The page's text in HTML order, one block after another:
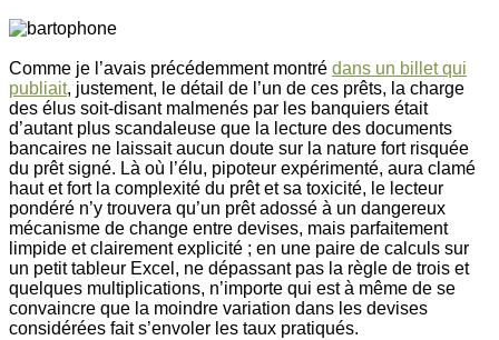
Comme je l’avais précédemment montré dans un billet qui
publiait, justement, le détail de l’un de ces prêts, la charge
des élus soit-disant malmenés par les banquiers était
d’autant plus scandaleuse que la lecture des documents
bancaires ne laissait aucun doute sur la nature fort risquée
du prêt signé. Là où l’élu, pipoteur expérimenté, aura clamé
haut et fort la complexité du prêt et sa toxicité, le lecteur
pondéré n’y trouvera qu’un prêt adossé à un dangereux
mécanisme de change entre devises, mais parfaitement
limpide et clairement explicité ; en une paire de calculs sur
un petit tableur Excel, ne dépassant pas la règle de trois et
quelques multiplications, n’importe qui est à même de se
convaincre que la moindre variation dans les devises
considérées fait s’envoler les taux pratiqués.